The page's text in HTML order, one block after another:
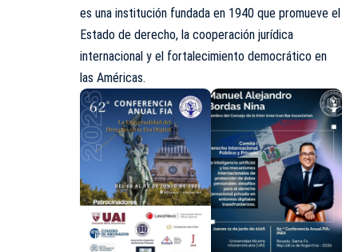
es una institución fundada en 1940 que promueve el
Estado de derecho, la cooperación jurídica
internacional y el fortalecimiento democrático en
las Américas.